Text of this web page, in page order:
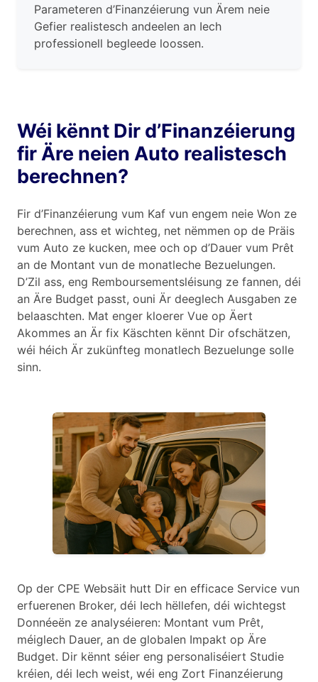
Parameteren d’Finanzéierung vun Ärem neie
Gefier realistesch andeelen an Iech
professionell begleede loossen.
Wéi kënnt Dir d’Finanzéierung
fir Äre neien Auto realistesch
berechnen?
Fir d’Finanzéierung vum Kaf vun engem neie Won ze
berechnen, ass et wichteg, net nëmmen op de Präis
vum Auto ze kucken, mee och op d’Dauer vum Prêt
an de Montant vun de monatleche Bezuelungen.
D’Zil ass, eng Remboursementsléisung ze fannen, déi
an Äre Budget passt, ouni Är deeglech Ausgaben ze
belaaschten. Mat enger kloerer Vue op Äert
Akommes an Är fix Käschten kënnt Dir ofschätzen,
wéi héich Är zukünfteg monatlech Bezuelunge solle
sinn.
Op der CPE Websäit hutt Dir en efficace Service vun
erfuerenen Broker, déi Iech hëllefen, déi wichtegst
Donnéeën ze analyséieren: Montant vum Prêt,
méiglech Dauer, an de globalen Impakt op Äre
Budget. Dir kënnt séier eng personaliséiert Studie
kréien, déi Iech weist, wéi eng Zort Finanzéierung